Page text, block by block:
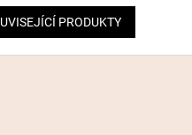
PRODUKTY